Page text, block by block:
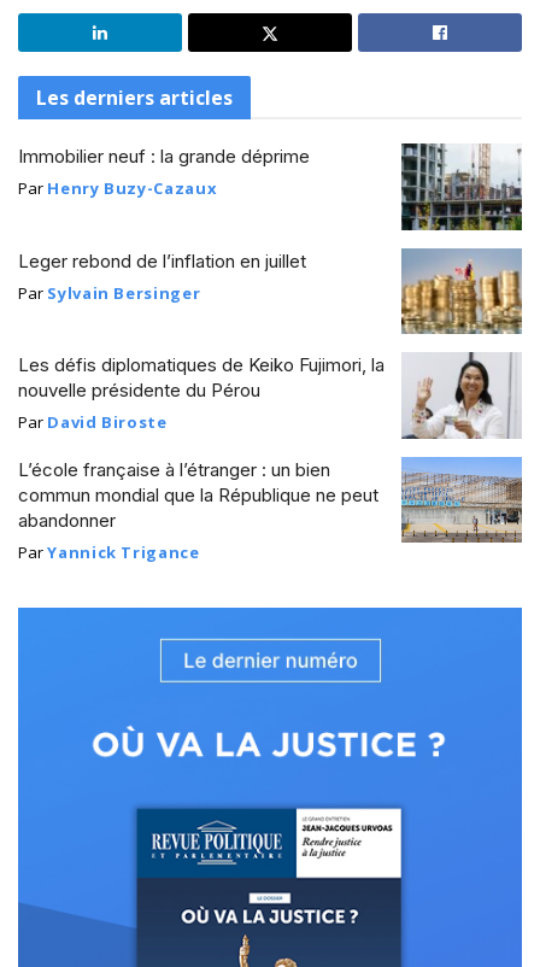
Les derniers articles
Immobilier neuf : la grande déprime
Par Henry Buzy-Cazaux
Leger rebond de l’inflation en juillet
Par Sylvain Bersinger
Les défis diplomatiques de Keiko Fujimori, la
nouvelle présidente du Pérou
Par David Biroste
L’école française à l’étranger : un bien
commun mondial que la République ne peut
abandonner
ParYannick Trigance